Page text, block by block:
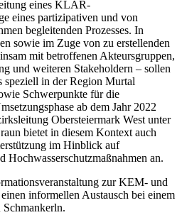
eines KLAR-
eines partizipativen und von
begleitenden Prozesses. In
sowie im Zuge von zu erstellenden
mit betroffenen Akteursgruppen,
und weiteren Stakeholdern – sollen
speziell in der Region Murtal
Schwerpunkte für die
ab dem Jahr 2022
Obersteiermark West unter
bietet in diesem Kontext auch
im Hinblick auf
Hochwasserschutzmaßnahmen an.
zur KEM- und
informellen Austausch bei einem